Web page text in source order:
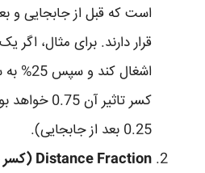
است که قبل از جابجایی و
اشغال
0.25 بعد از جابجایی).
Distance Fraction (کسر فاصله):